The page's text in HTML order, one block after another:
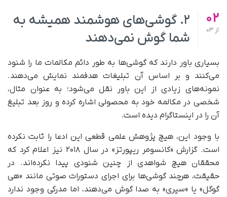
02
از
۲. گوشی‌های هوشمند همیشه به
شما گوش نمی‌دهند
بسیاری باور دارند که گوشی‌ها به طور دائم مکالمات ما را شنود
می‌کنند و بر اساس آن تبلیغات هدفمند نمایش می‌دهند.
نمونه‌های زیادی از این باور نقل می‌شود؛ به عنوان مثال،
شخصی در مکالمه‌ خود به محصولی اشاره کرده و روز بعد تبلیغ
آن را در اینستاگرام دیده است.
با وجود این، هیچ پژوهش علمی قطعی این ادعا را ثابت نکرده
است. گزارش «کانسومر ریپورتز» در سال ۲۰۱۸ نیز اعلام کرد که
محققان هیچ شواهدی از چنین شنودی پیدا نکرده‌اند. در
حقیقت، هرچند گوشی‌ها برای اجرای دستورات صوتی مانند «هی
گوگل» یا «سیری» به صدا گوش می‌دهند، اما مدرکی وجود ندارد